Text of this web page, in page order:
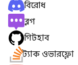
বিরোধ
ব্লগ
গিটহাব
স্ট্যাক ওভারফ্লো